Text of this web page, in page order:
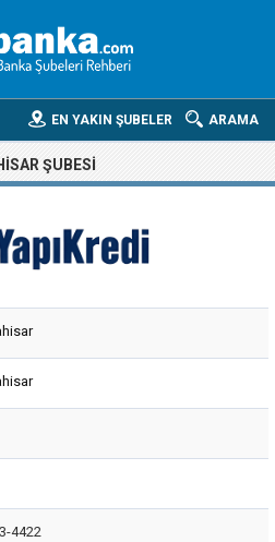
ARAMA
EN YAKIN ŞUBELER
ŞUBESI
4422